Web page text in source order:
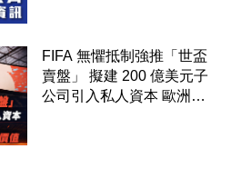
FIFA 無懼抵制強推「世盃
賣盤」 擬建 200 億美元子
公司引入私人資本 歐洲足